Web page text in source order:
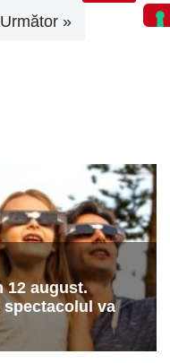
Următor »